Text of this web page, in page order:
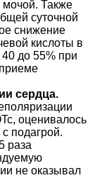
мочой. Также
суточной
снижение
кислоты в
40 до 55% при
сердца.
оценивалось
подагрой.
раза
не оказывал